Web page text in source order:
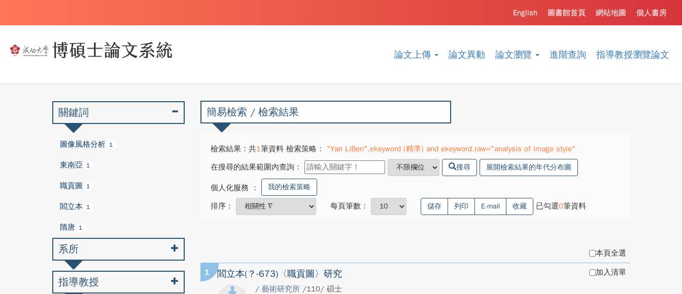
論文上傳 論文異動 論文瀏覽 進階查詢 指導教授瀏覽論文
個人書房
網站地圖
圖書館首頁
English
簡易檢索 / 檢索結果
檢索結果：共1筆資料 檢索策略：
"Yan LiBen".ekeyword (精準) and ekeyword.raw="analysis of image style"
在搜尋的結果範圍內查詢：
搜尋 展開檢索結果的年代分布圖
個人化服務 ： 我的檢索策略
排序： 每頁筆數： 儲存 列印 E-mail 收藏 已勾選0筆資料
本頁全選
1 閻立本(？-673)〈職貢圖〉研究
/ 藝術研究所 /110/ 碩士
加入清單
關鍵詞
圖像風格分析 1
東南亞 1
職貢圖 1
閻立本 1
隋唐 1
系所
指導教授